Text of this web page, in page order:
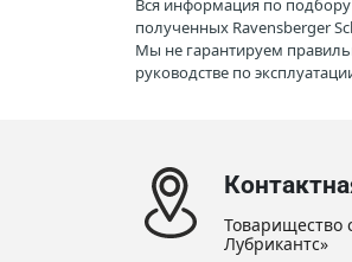
Вся информация по
полученных Ravensberger
Мы не гарантируем
руководстве по
Товарищество
Лубрикантс»